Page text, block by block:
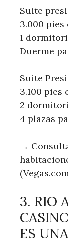
Suite
3.000 pies
1
Duerme
Suite
3.100 pies
2
4 plazas
→
3. RIO
ES